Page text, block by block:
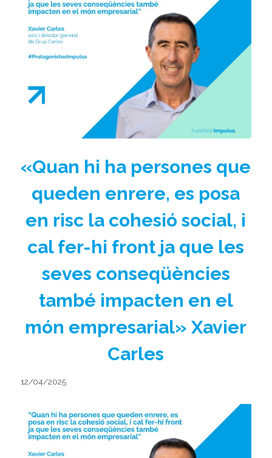
«Quan hi ha persones que
queden enrere, es posa
en risc la cohesió social, i
cal fer-hi front ja que les
seves conseqüències
també impacten en el
món empresarial» Xavier
Carles
12/04/2025